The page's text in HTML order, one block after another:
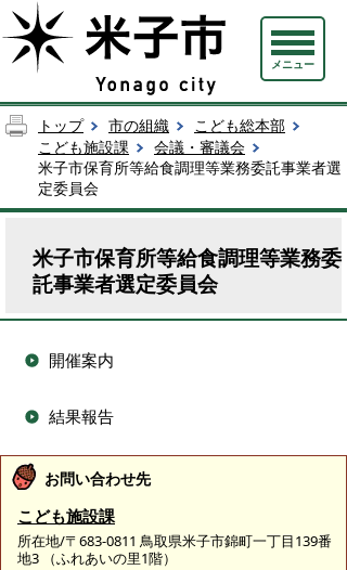
メニュー
トップ 市の組織
こども総本部
こども施設課
会議・審議会
米子市保育所等給食調理等業務委託事業者選
定委員会
米子市保育所等給食調理等業務委
託事業者選定委員会
開催案内
結果報告
お問い合わせ先
こども施設課
所在地/〒683-0811 鳥取県米子市錦町一丁目139番
地3 （ふれあいの里1階）